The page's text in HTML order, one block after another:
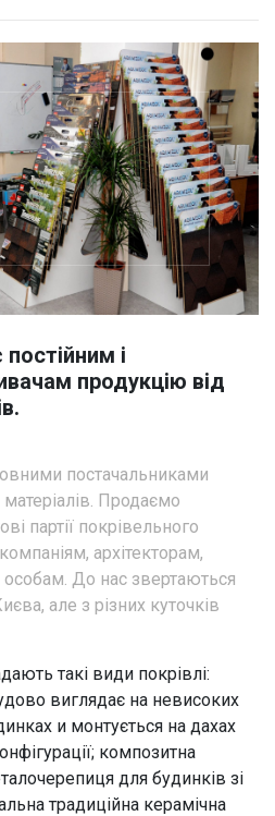
і
продукцію від
постачальниками
Продаємо
партії покрівельного
архітекторам,
До нас звертаються
але з різних куточків
такі види покрівлі:
виглядає на невисоких
и монтується на дахах
композитна
для будинків зі
традиційна керамічна